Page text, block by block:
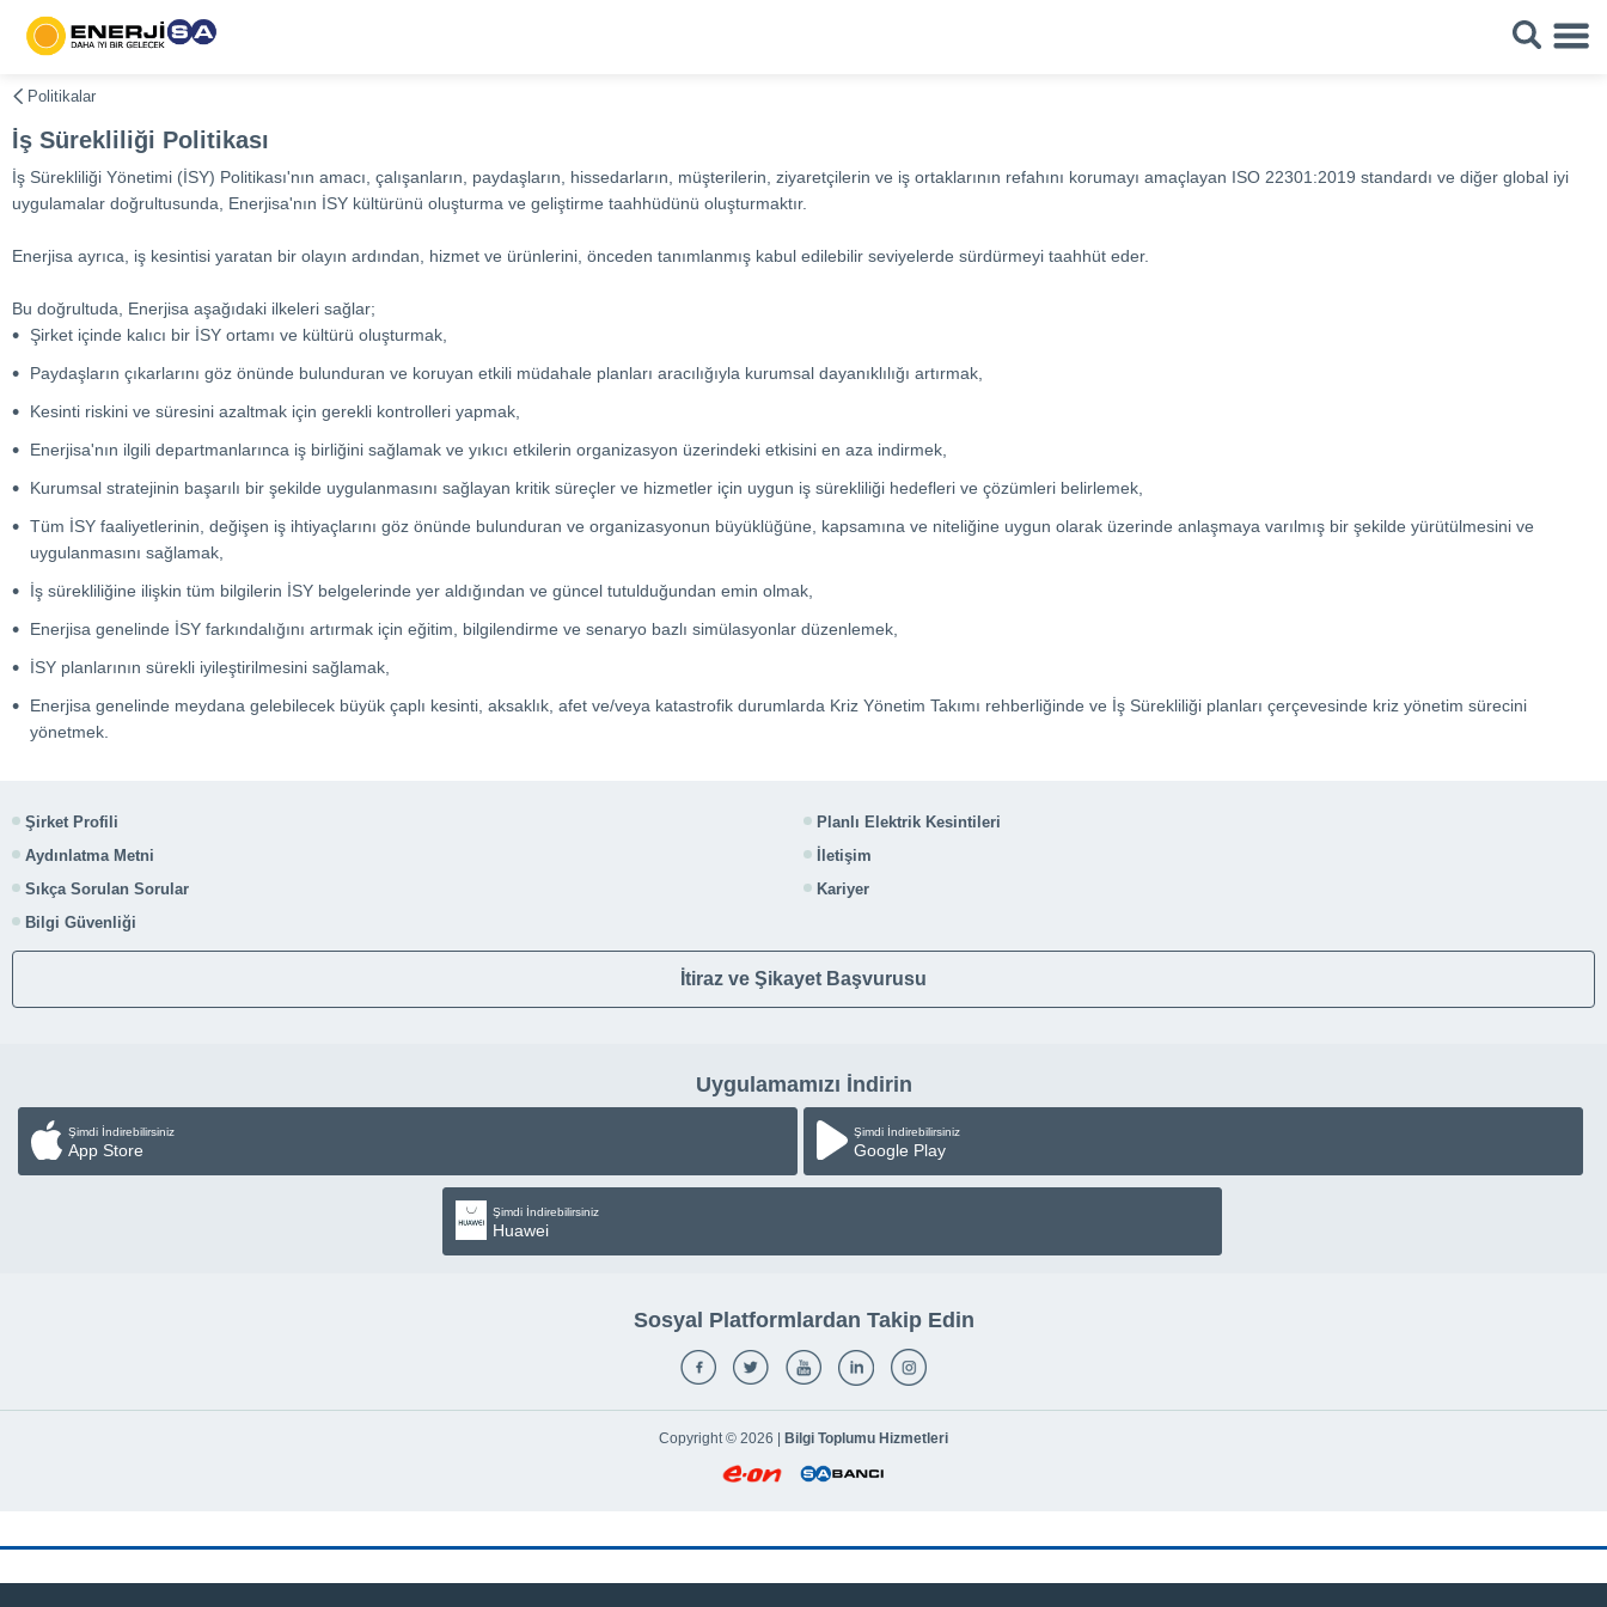
Politikalar
İş Sürekliliği Politikası
İş Sürekliliği Yönetimi (İSY) Politikası'nın amacı, çalışanların, paydaşların, hissedarların, müşterilerin, ziyaretçilerin ve iş ortaklarının refahını korumayı amaçlayan ISO 22301:2019 standardı ve diğer global iyi
uygulamalar doğrultusunda, Enerjisa'nın İSY kültürünü oluşturma ve geliştirme taahhüdünü oluşturmaktır.
Enerjisa ayrıca, iş kesintisi yaratan bir olayın ardından, hizmet ve ürünlerini, önceden tanımlanmış kabul edilebilir seviyelerde sürdürmeyi taahhüt eder.
Bu doğrultuda, Enerjisa aşağıdaki ilkeleri sağlar;
Şirket içinde kalıcı bir İSY ortamı ve kültürü oluşturmak,
Paydaşların çıkarlarını göz önünde bulunduran ve koruyan etkili müdahale planları aracılığıyla kurumsal dayanıklılığı artırmak,
Kesinti riskini ve süresini azaltmak için gerekli kontrolleri yapmak,
Enerjisa'nın ilgili departmanlarınca iş birliğini sağlamak ve yıkıcı etkilerin organizasyon üzerindeki etkisini en aza indirmek,
Kurumsal stratejinin başarılı bir şekilde uygulanmasını sağlayan kritik süreçler ve hizmetler için uygun iş sürekliliği hedefleri ve çözümleri belirlemek,
Tüm İSY faaliyetlerinin, değişen iş ihtiyaçlarını göz önünde bulunduran ve organizasyonun büyüklüğüne, kapsamına ve niteliğine uygun olarak üzerinde anlaşmaya varılmış bir şekilde yürütülmesini ve
uygulanmasını sağlamak,
İş sürekliliğine ilişkin tüm bilgilerin İSY belgelerinde yer aldığından ve güncel tutulduğundan emin olmak,
Enerjisa genelinde İSY farkındalığını artırmak için eğitim, bilgilendirme ve senaryo bazlı simülasyonlar düzenlemek,
İSY planlarının sürekli iyileştirilmesini sağlamak,
Enerjisa genelinde meydana gelebilecek büyük çaplı kesinti, aksaklık, afet ve/veya katastrofik durumlarda Kriz Yönetim Takımı rehberliğinde ve İş Sürekliliği planları çerçevesinde kriz yönetim sürecini
yönetmek.
Şirket Profili
Planlı Elektrik Kesintileri
Aydınlatma Metni
İletişim
Sıkça Sorulan Sorular
Kariyer
Bilgi Güvenliği
İtiraz ve Şikayet Başvurusu
Uygulamamızı İndirin
Şimdi İndirebilirsiniz
App Store
Şimdi İndirebilirsiniz
Google Play
Şimdi İndirebilirsiniz
Huawei
Sosyal Platformlardan Takip Edin
Copyright © 2026 | Bilgi Toplumu Hizmetleri